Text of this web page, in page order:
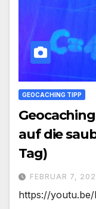
GEOCACHING TIPP
auf die
Tag)
FEBRUAR 7,
https://